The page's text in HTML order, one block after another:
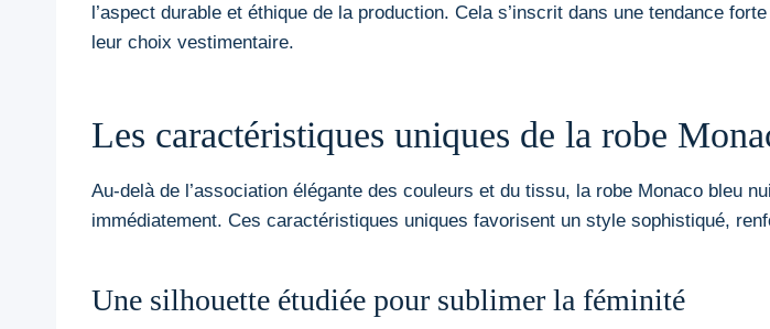
l’aspect durable et éthique de la production. Cela s’inscrit dans une tendance
leur choix vestimentaire.
Les caractéristiques uniques de la robe
Au-delà de l’association élégante des couleurs et du tissu, la robe Monaco bleu
immédiatement. Ces caractéristiques uniques favorisent un style sophistiqué,
Une silhouette étudiée pour sublimer la féminité